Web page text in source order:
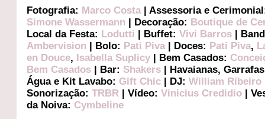
Fotografia: Marco Costa| Assessoria e
Simone Wassermann | Decoração: Boutique de
Local da Festa: Lodutti | Buffet:Vivi Barros |
Ambervision | Bolo: Pati Piva| Doces: Pati Piva,
en Douce, Isabella Suplicy | Bem Casados:
Bem Casados | Bar: Shakers | Havaianas,
Água e Kit Lavabo: Gift Chic | DJ:William Ribeiro
Sonorização:TRBR | Vídeo:Vinicius Credidio |
da Noiva: Cymbeline